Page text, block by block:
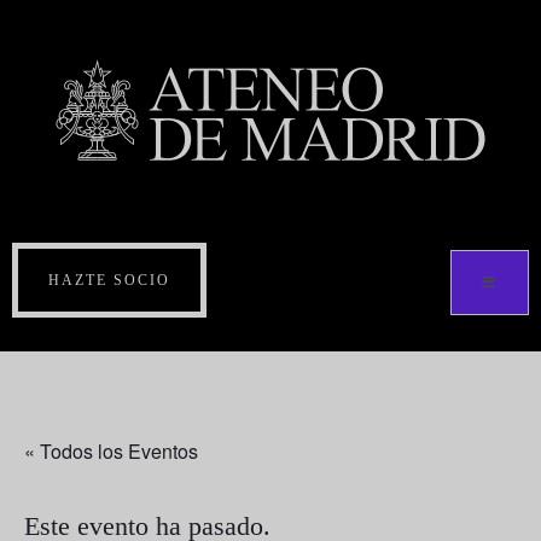
HAZTE SOCIO
« Todos los Eventos
Este evento ha pasado.